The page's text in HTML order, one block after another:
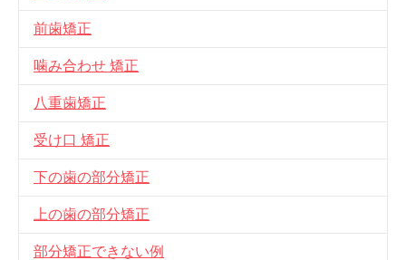
前歯矯正
噛み合わせ 矯正
八重歯矯正
受け口 矯正
下の歯の部分矯正
上の歯の部分矯正
部分矯正できない例